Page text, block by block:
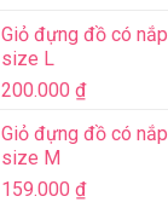
Giỏ đựng đồ có nắp
size L
200.000 ₫
Giỏ đựng đồ có nắp
size M
159.000 ₫